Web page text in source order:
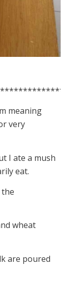
meaning
very
I ate a mush
eat.
wheat
are poured